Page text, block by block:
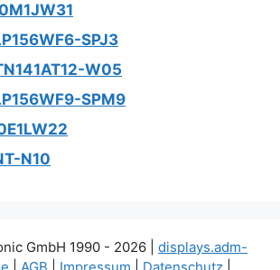
SPJ3
W05
SPM9
N10
GmbH 1990 - 2026 | displays.adm-